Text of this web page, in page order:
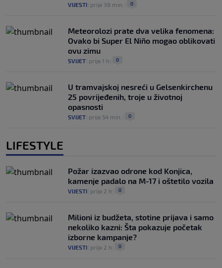
VIJESTI prije 38 min. 0
Meteorolozi prate dva velika fenomena:
Ovako bi Super El Niño mogao oblikovati
ovu zimu
SVIJET prije 1 h 0
U tramvajskoj nesreći u Gelsenkirchenu
25 povrijeđenih, troje u životnoj
opasnosti
SVIJET prije 54 min. 0
LIFESTYLE
Požar izazvao odrone kod Konjica,
kamenje padalo na M-17 i oštetilo vozila
VIJESTI prije 2 h 0
Milioni iz budžeta, stotine prijava i samo
nekoliko kazni: Šta pokazuje početak
izborne kampanje?
VIJESTI prije 2 h 0